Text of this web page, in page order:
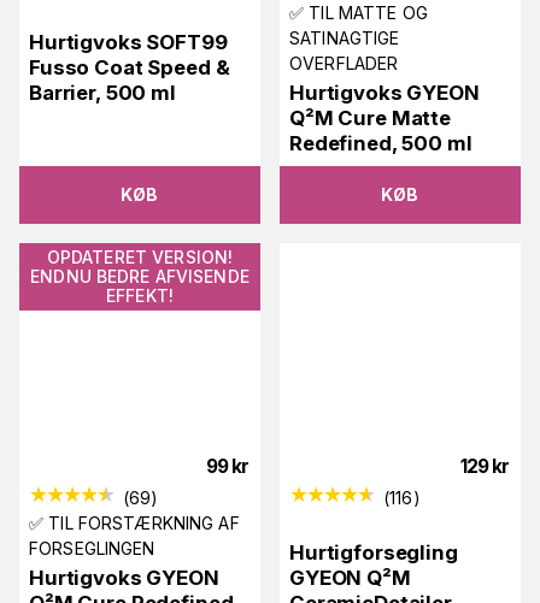
Hurtigvoks SOFT99
Fusso Coat Speed &
Barrier, 500 ml
KØB
✅ TIL MATTE OG
SATINAGTIGE
OVERFLADER
Hurtigvoks GYEON
Q²M Cure Matte
Redefined, 500 ml
KØB
OPDATERET VERSION!
ENDNU BEDRE AFVISENDE
EFFEKT!
99 kr
(69)
✅ TIL FORSTÆRKNING AF
FORSEGLINGEN
Hurtigvoks GYEON
129 kr
(116)
Hurtigforsegling
GYEON Q²M